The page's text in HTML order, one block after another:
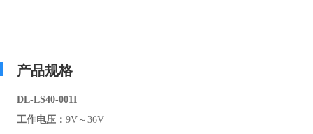
产品规格
DL-LS40-001I
工作电压： 9V～36V